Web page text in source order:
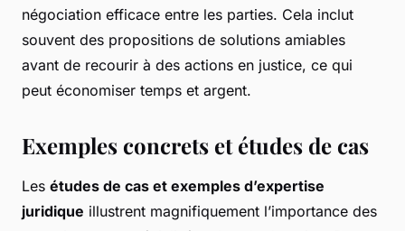
négociation efficace entre les parties. Cela inclut
souvent des propositions de solutions amiables
avant de recourir à des actions en justice, ce qui
peut économiser temps et argent.
Exemples concrets et études de cas
Les études de cas et exemples d’expertise
juridique illustrent magnifiquement l’importance des